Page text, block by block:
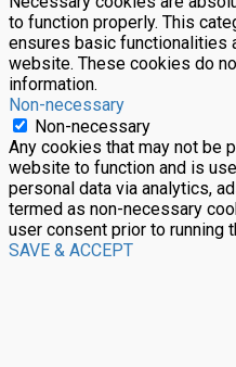
to function properly. This
ensures basic functionalities
website. These cookies do
information.
Non-necessary
Non-necessary
Any cookies that may not be
website to function and is
personal data via analytics,
termed as non-necessary
user consent prior to running
SAVE & ACCEPT